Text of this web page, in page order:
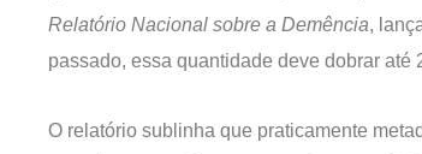
Relatório Nacional sobre a Demência,
passado, essa quantidade deve dobrar até
O relatório sublinha que praticamente